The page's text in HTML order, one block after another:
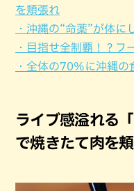
を頬張れ
・沖縄の“命薬”が体に
・目指せ全制覇！？フ
・全体の70%に沖縄の
ライブ感溢れる
で焼きたて肉を